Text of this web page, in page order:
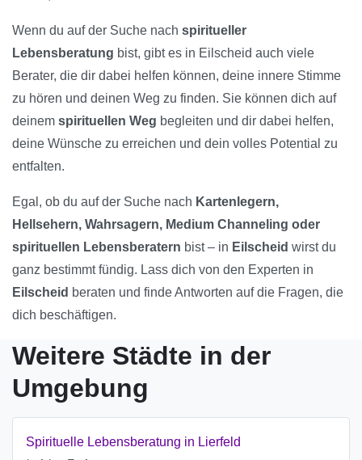
Wenn du auf der Suche nach spiritueller
Lebensberatung bist, gibt es in Eilscheid auch viele
Berater, die dir dabei helfen können, deine innere Stimme
zu hören und deinen Weg zu finden. Sie können dich auf
deinem spirituellen Weg begleiten und dir dabei helfen,
deine Wünsche zu erreichen und dein volles Potential zu
entfalten.
Egal, ob du auf der Suche nach Kartenlegern,
Hellsehern, Wahrsagern, Medium Channeling oder
spirituellen Lebensberatern bist – in Eilscheid wirst du
ganz bestimmt fündig. Lass dich von den Experten in
Eilscheid beraten und finde Antworten auf die Fragen, die
dich beschäftigen.
Weitere Städte in der
Umgebung
Spirituelle Lebensberatung in Lierfeld